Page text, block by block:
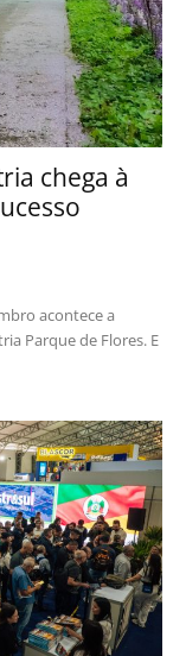
chega à
acontece a
Parque de Flores. E